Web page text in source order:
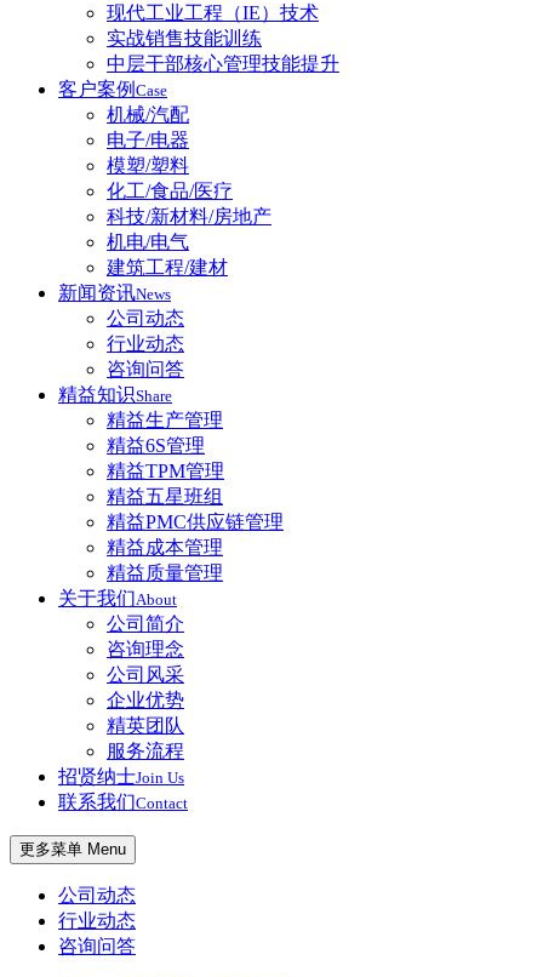
现代工业工程（IE）技术
实战销售技能训练
中层干部核心管理技能提升
客户案例 Case
机械/汽配
电子/电器
模塑/塑料
化工/食品/医疗
科技/新材料/房地产
机电/电气
建筑工程/建材
新闻资讯News
公司动态
行业动态
咨询问答
精益知识Share
精益生产管理
精益6S管理
精益TPM管理
精益五星班组
精益PMC供应链管理
精益成本管理
精益质量管理
关于我们About
公司简介
咨询理念
公司风采
企业优势
精英团队
服务流程
招贤纳士Join Us
联系我们Contact
更多菜单 Menu
公司动态
行业动态
咨询问答